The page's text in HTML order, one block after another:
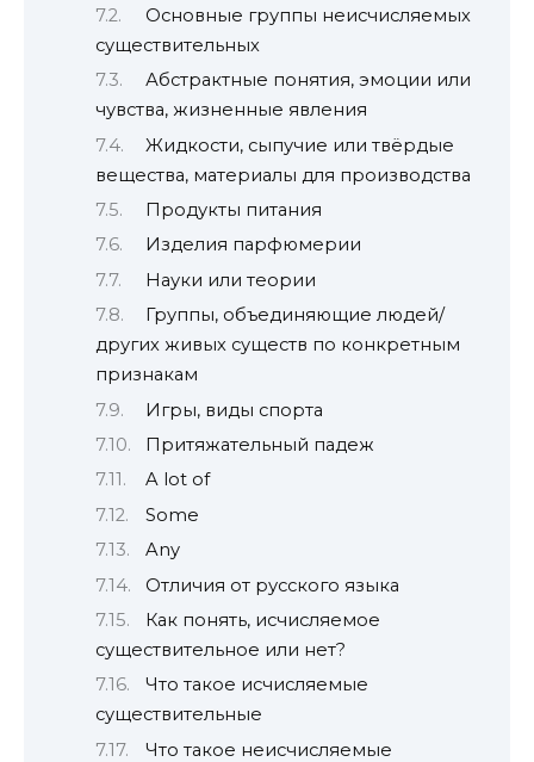
Основные группы неисчисляемых
существительных
Абстрактные понятия, эмоции или
чувства, жизненные явления
Жидкости, сыпучие или твёрдые
вещества, материалы для производства
Продукты питания
Изделия парфюмерии
Науки или теории
Группы, объединяющие людей/
других живых существ по конкретным
признакам
Игры, виды спорта
Притяжательный падеж
A lot of
Some
Any
Отличия от русского языка
Как понять, исчисляемое
существительное или нет?
Что такое исчисляемые
существительные
Что такое неисчисляемые